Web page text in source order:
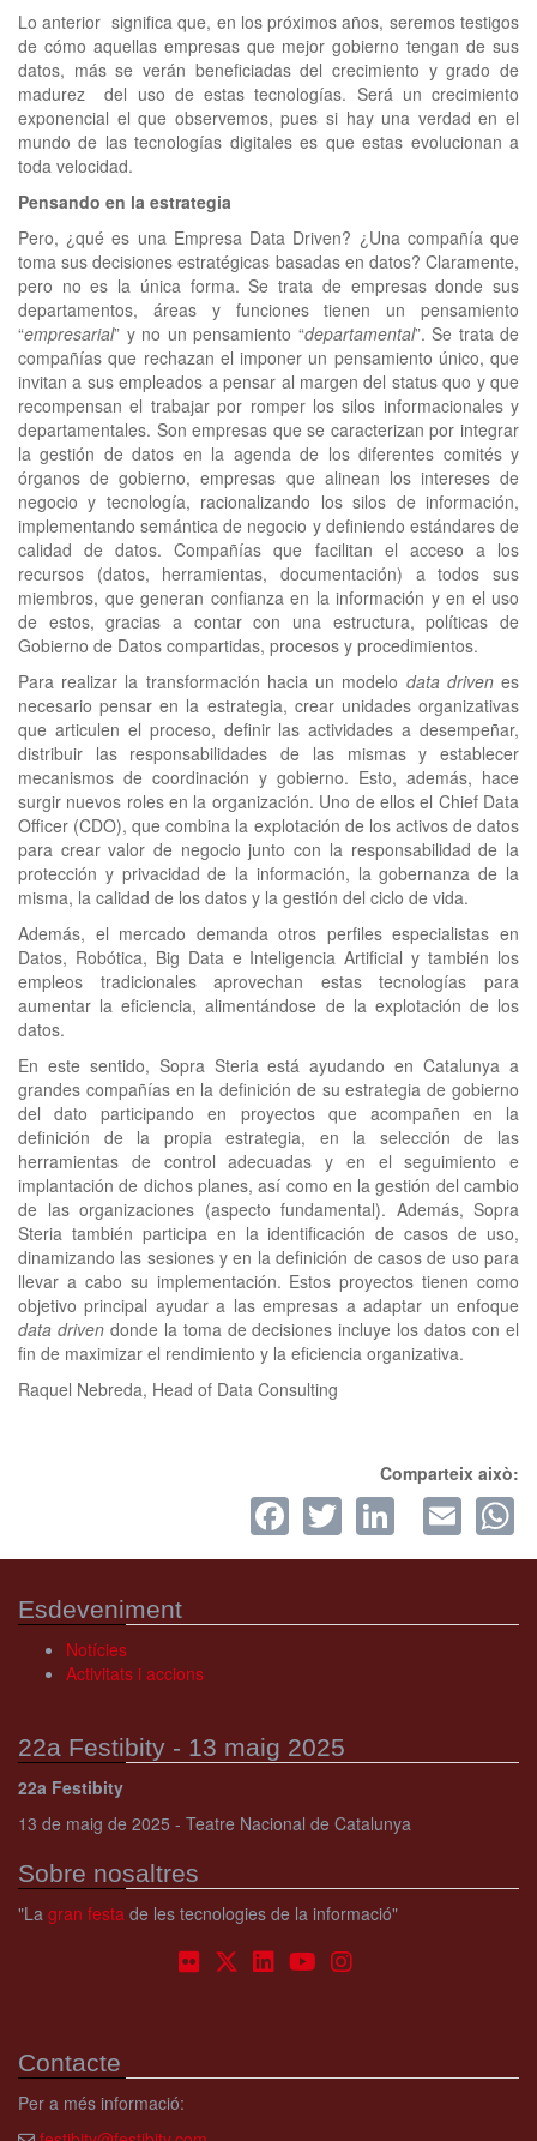
Lo anterior significa que, en los próximos años, seremos testigos
de cómo aquellas empresas que mejor gobierno tengan de sus
datos, más se verán beneficiadas del crecimiento y grado de
madurez del uso de estas tecnologías. Será un crecimiento
exponencial el que observemos, pues si hay una verdad en el
mundo de las tecnologías digitales es que estas evolucionan a
toda velocidad.
Pensando en la estrategia
Pero, ¿qué es una Empresa Data Driven? ¿Una compañía que
toma sus decisiones estratégicas basadas en datos? Claramente,
pero no es la única forma. Se trata de empresas donde sus
departamentos, áreas y funciones tienen un pensamiento
“empresarial” y no un pensamiento “departamental”. Se trata de
compañías que rechazan el imponer un pensamiento único, que
invitan a sus empleados a pensar al margen del status quo y que
recompensan el trabajar por romper los silos informacionales y
departamentales. Son empresas que se caracterizan por integrar
la gestión de datos en la agenda de los diferentes comités y
órganos de gobierno, empresas que alinean los intereses de
negocio y tecnología, racionalizando los silos de información,
implementando semántica de negocio y definiendo estándares de
calidad de datos. Compañías que facilitan el acceso a los
recursos (datos, herramientas, documentación) a todos sus
miembros, que generan confianza en la información y en el uso
de estos, gracias a contar con una estructura, políticas de
Gobierno de Datos compartidas, procesos y procedimientos.
Para realizar la transformación hacia un modelo data drivenes
necesario pensar en la estrategia, crear unidades organizativas
que articulen el proceso, definir las actividades a desempeñar,
distribuir las responsabilidades de las mismas y establecer
mecanismos de coordinación y gobierno. Esto, además, hace
surgir nuevos roles en la organización. Uno de ellos el Chief Data
Officer (CDO), que combina la explotación de los activos de datos
para crear valor de negocio junto con la responsabilidad de la
protección y privacidad de la información, la gobernanza de la
misma, la calidad de los datos y la gestión del ciclo de vida.
Además, el mercado demanda otros perfiles especialistas en
Datos, Robótica, Big Data e Inteligencia Artificial y también los
empleos tradicionales aprovechan estas tecnologías para
aumentar la eficiencia, alimentándose de la explotación de los
datos.
En este sentido, Sopra Steria está ayudando en Catalunya a
grandes compañías en la definición de su estrategia de gobierno
del dato participando en proyectos que acompañen en la
definición de la propia estrategia, en la selección de las
herramientas de control adecuadas y en el seguimiento e
implantación de dichos planes, así como en la gestión del cambio
de las organizaciones (aspecto fundamental). Además, Sopra
Steria también participa en la identificación de casos de uso,
dinamizando las sesiones y en la definición de casos de uso para
llevar a cabo su implementación. Estos proyectos tienen como
objetivo principal ayudar a las empresas a adaptar un enfoque
data drivendonde la toma de decisiones incluye los datos con el
fin de maximizar el rendimiento y la eficiencia organizativa.
Raquel Nebreda, Head of Data Consulting
Comparteix això:
Facebook
Twitter
Esdeveniment
Notícies
Activitats i accions
22a Festibity - 13 maig 2025
22a Festibity
13 de maig de 2025 - Teatre Nacional de Catalunya
Sobre nosaltres
"La gran festa de les tecnologies de la informació"
Contacte
Per a més informació: